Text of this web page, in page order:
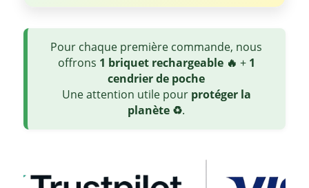
Pour chaque première commande, nous
offrons 1 briquet rechargeable 🔥 + 1
cendrier de poche
Une attention utile pour protéger la
planète ♻️.